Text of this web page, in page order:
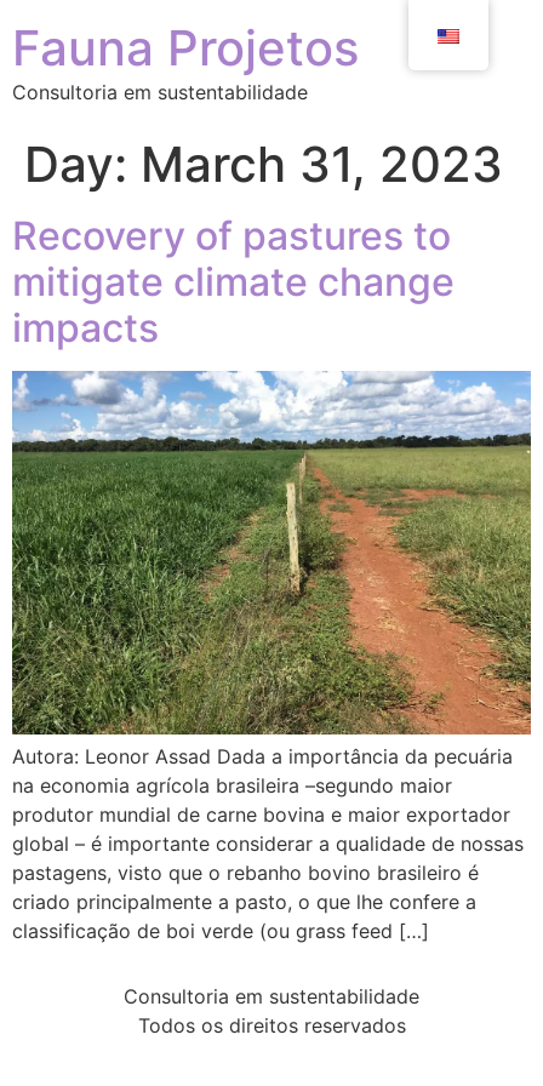
Fauna Projetos
Consultoria em sustentabilidade
Day: March 31, 2023
Recovery of pastures to
mitigate climate change
impacts
Autora: Leonor Assad Dada a importância da pecuária
na economia agrícola brasileira –segundo maior
produtor mundial de carne bovina e maior exportador
global – é importante considerar a qualidade de nossas
pastagens, visto que o rebanho bovino brasileiro é
criado principalmente a pasto, o que lhe confere a
classificação de boi verde (ou grass feed […]
Consultoria em sustentabilidade
Todos os direitos reservados